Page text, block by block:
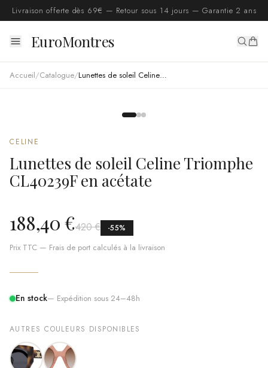
Livraison offerte dès 69€ — Retour sous 14 jours — Garantie 2 ans
EuroMontres
Accueil/Catalogue/ Lunettes de soleil Celine Triomphe CL40239F en acétate
CELINE
Lunettes de soleil Celine Triomphe
CL40239F en acétate
188,40 €420 € -55%
Prix TTC — Frais de port calculés à la livraison
En stock— Expédition sous 24–48h
AUTRES COULEURS DISPONIBLES